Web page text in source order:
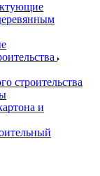
строительства
и